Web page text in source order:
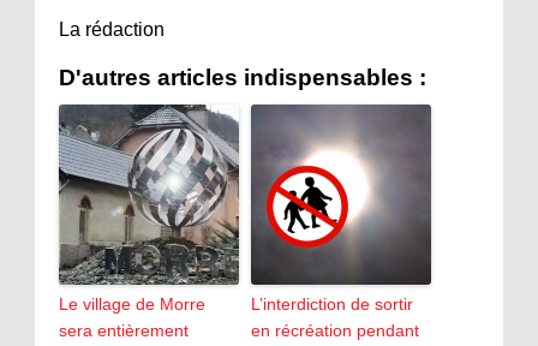
La rédaction
D'autres articles indispensables :
Le village de Morre
sera entièrement
L’interdiction de sortir
en récréation pendant